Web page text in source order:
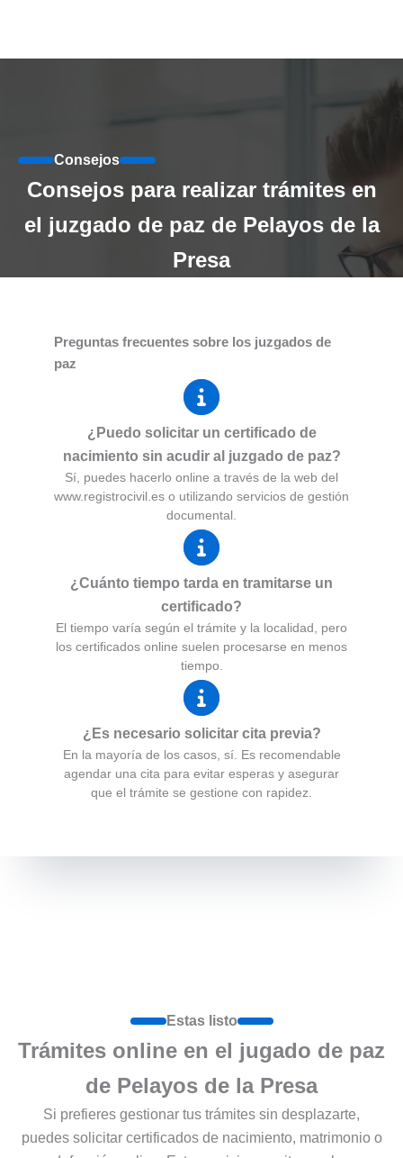
Consejos
Consejos para realizar trámites en
el juzgado de paz de Pelayos de la
Presa
Preguntas frecuentes sobre los juzgados de
paz
¿Puedo solicitar un certificado de
nacimiento sin acudir al juzgado de paz?
Sí, puedes hacerlo online a través de la web del
www.registrocivil.es o utilizando servicios de gestión
documental.
¿Cuánto tiempo tarda en tramitarse un
certificado?
El tiempo varía según el trámite y la localidad, pero
los certificados online suelen procesarse en menos
tiempo.
¿Es necesario solicitar cita previa?
En la mayoría de los casos, sí. Es recomendable
agendar una cita para evitar esperas y asegurar
que el trámite se gestione con rapidez.
Estas listo
Trámites online en el jugado de paz
de Pelayos de la Presa
Si prefieres gestionar tus trámites sin desplazarte,
puedes solicitar certificados de nacimiento, matrimonio o